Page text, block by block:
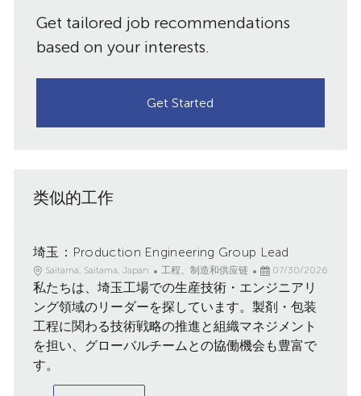
享
（必
需）
Get tailored job recommendations
based on your interests.
Get Started
类似的工作
埼玉：Production Engineering Group Lead
地
点
Saitama, Saitama, Japan
类
别
工程、制造和供应链
已
发
布
期
07/30/2026
私たちは、埼玉工場での生産技術・エンジニアリ
ング領域のリーダーを探しています。製剤・包装
工程に関わる技術戦略の推進と組織マネジメント
を担い、グローバルチームとの協働機会も豊富で
す。